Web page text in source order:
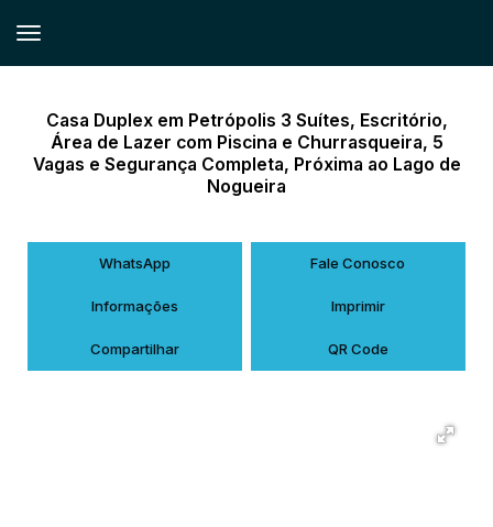
Casa Duplex em Petrópolis 3 Suítes, Escritório,
Área de Lazer com Piscina e Churrasqueira, 5
Vagas e Segurança Completa, Próxima ao Lago de
Nogueira
WhatsApp Fale Conosco
Informações Imprimir
Compartilhar QR Code